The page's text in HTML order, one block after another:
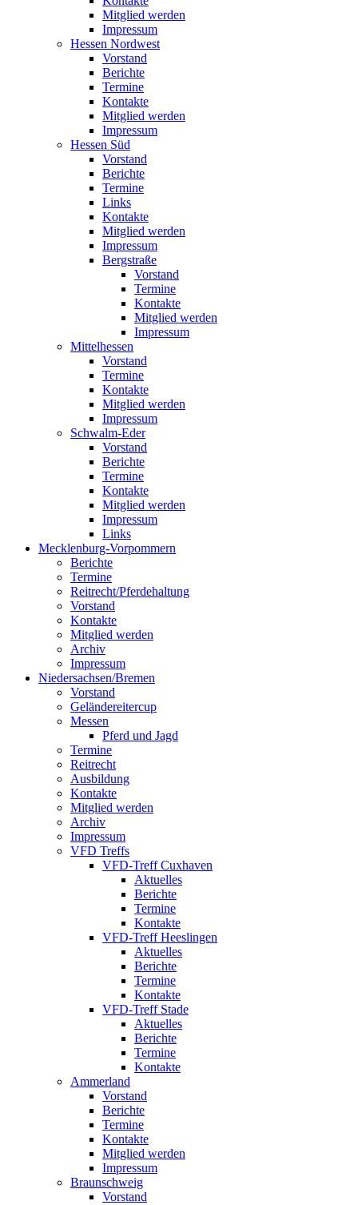
Mitglied werden
Impressum
Hessen Nordwest
Vorstand
Berichte
Termine
Kontakte
Mitglied werden
Impressum
Hessen Süd
Vorstand
Berichte
Termine
Links
Kontakte
Mitglied werden
Impressum
Bergstraße
Vorstand
Termine
Kontakte
Mitglied werden
Impressum
Mittelhessen
Vorstand
Termine
Kontakte
Mitglied werden
Impressum
Schwalm-Eder
Vorstand
Berichte
Termine
Kontakte
Mitglied werden
Impressum
Links
Mecklenburg-Vorpommern
Berichte
Termine
Reitrecht/Pferdehaltung
Vorstand
Kontakte
Mitglied werden
Archiv
Impressum
Niedersachsen/Bremen
Vorstand
Geländereitercup
Messen
Pferd und Jagd
Termine
Reitrecht
Ausbildung
Kontakte
Mitglied werden
Archiv
Impressum
VFD Treffs
VFD-Treff Cuxhaven
Aktuelles
Berichte
Termine
Kontakte
VFD-Treff Heeslingen
Aktuelles
Berichte
Termine
Kontakte
VFD-Treff Stade
Aktuelles
Berichte
Termine
Kontakte
Ammerland
Vorstand
Berichte
Termine
Kontakte
Mitglied werden
Impressum
Braunschweig
Vorstand